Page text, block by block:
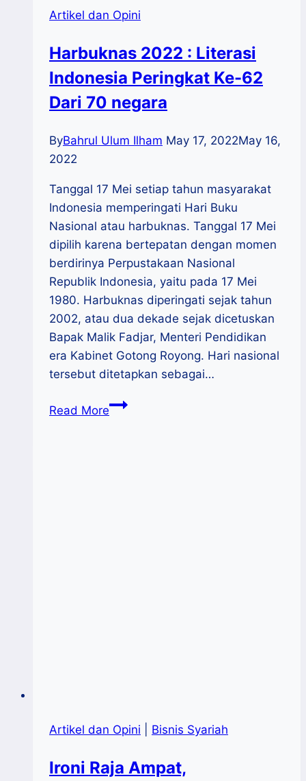
Artikel dan Opini
Harbuknas 2022 : Literasi
Indonesia Peringkat Ke-62
Dari 70 negara
ByBahrul Ulum Ilham May 17, 2022May 16,
2022
Tanggal 17 Mei setiap tahun masyarakat
Indonesia memperingati Hari Buku
Nasional atau harbuknas. Tanggal 17 Mei
dipilih karena bertepatan dengan momen
berdirinya Perpustakaan Nasional
Republik Indonesia, yaitu pada 17 Mei
1980. Harbuknas diperingati sejak tahun
2002, atau dua dekade sejak dicetuskan
Bapak Malik Fadjar, Menteri Pendidikan
era Kabinet Gotong Royong. Hari nasional
tersebut ditetapkan sebagai…
Read MoreHarbuknas
Artikel dan Opini Bisnis Syariah
Ironi Raja Ampat,